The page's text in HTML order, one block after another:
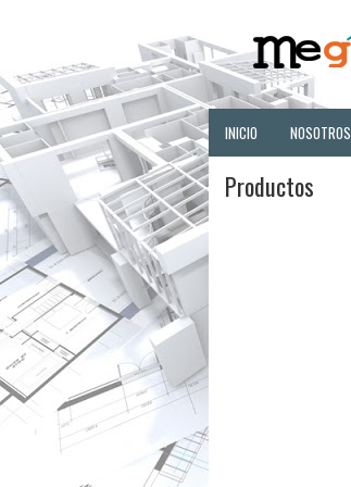
INICIO NOSOTROS
Productos